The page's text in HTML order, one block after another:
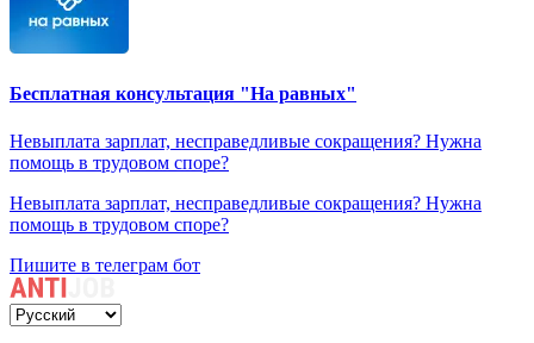
Бесплатная консультация "На равных"
Невыплата зарплат, несправедливые сокращения? Нужна
помощь в трудовом споре?
Невыплата зарплат, несправедливые сокращения? Нужна
помощь в трудовом споре?
Пишите в телеграм бот